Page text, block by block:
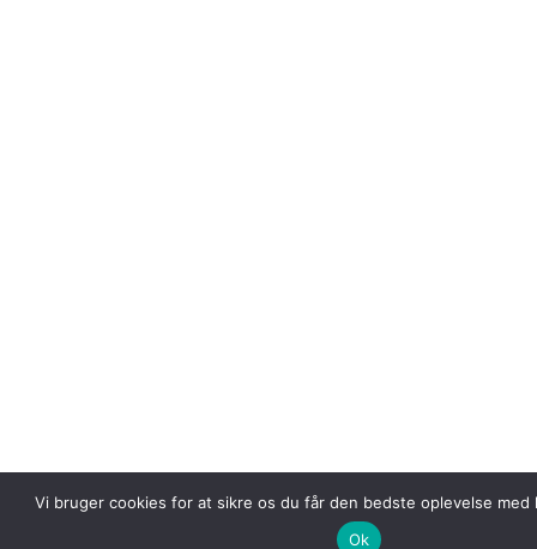
Vi bruger cookies for at sikre os du får den bedste oplevelse
Ok